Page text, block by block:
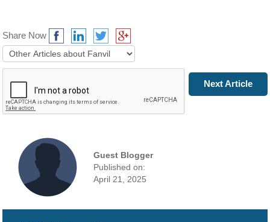
Share Now
Prev Article Next Article
Guest Blogger
Published on:
April 21, 2025